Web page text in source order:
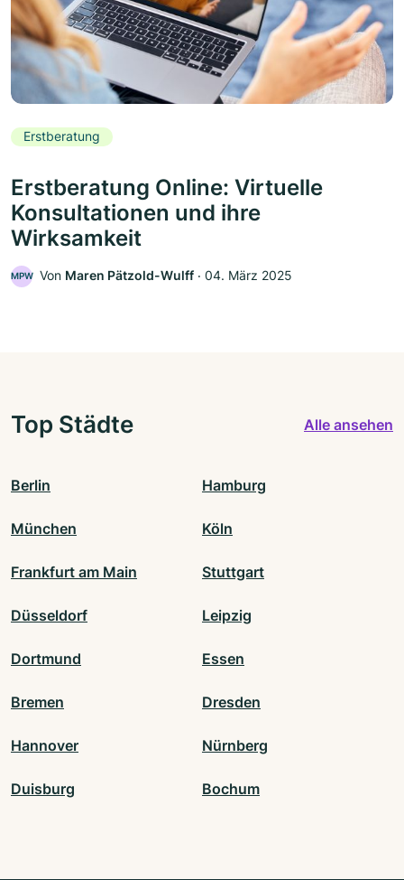
Erstberatung
Erstberatung Online: Virtuelle
Konsultationen und ihre
Wirksamkeit
MPW Von Maren Pätzold-Wulff ‧ 04. März 2025
Top Städte Alle ansehen
Berlin Hamburg
München Köln
Frankfurt am Main Stuttgart
Düsseldorf Leipzig
Dortmund Essen
Bremen Dresden
Hannover Nürnberg
Duisburg Bochum